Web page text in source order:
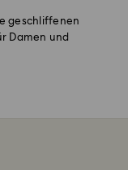
geschliffenen
Damen und